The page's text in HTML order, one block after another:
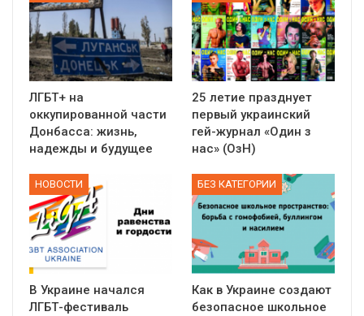
ЛГБТ+ на
оккупированной части
Донбасса: жизнь,
надежды и будущее
25 летие празднует
первый украинский
гей-журнал «Один з
нас» (ОзН)
НОВОСТИ
В Украине начался
ЛГБТ-фестиваль
БЕЗ КАТЕГОРИИ
Как в Украине создают
безопасное школьное